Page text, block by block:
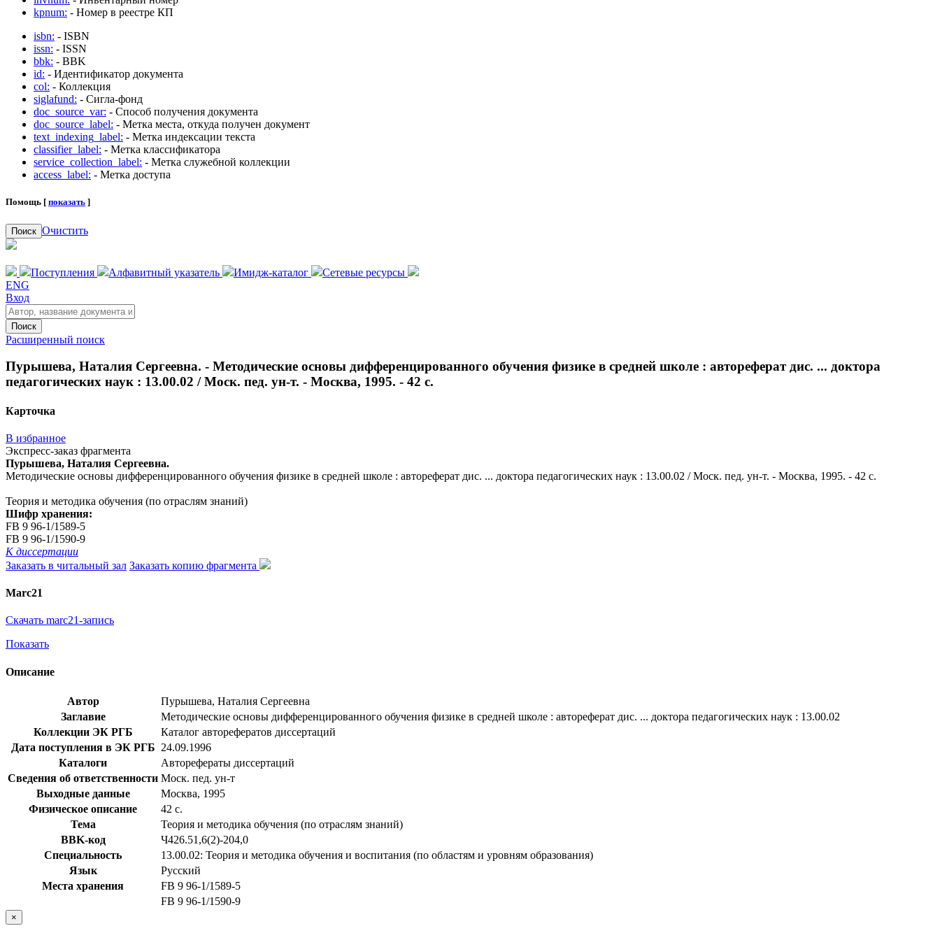
kpnum: - Номер в реестре КП
isbn: - ISBN
issn: - ISSN
bbk: - BBK
id: - Идентификатор документа
col: - Коллекция
siglafund: - Сигла-фонд
doc_source_var: - Способ получения документа
doc_source_label: - Метка места, откуда получен документ
text_indexing_label: - Метка индексации текста
classifier_label: - Метка классификатора
service_collection_label: - Метка служебной коллекции
access_label: - Метка доступа
Помощь [ показать ]
Поиск Очистить
Поступления Алфавитный указатель Имидж-каталог
Сетевые ресурсы
ENG
Вход
Поиск
Расширенный поиск
Пурышева, Наталия Сергеевна. - Методические основы дифференцированного обучения физике в средней школе : автореферат дис. ... доктора
педагогических наук : 13.00.02 / Моск. пед. ун-т. - Москва, 1995. - 42 с.
Карточка
В избранное
Экспресс-заказ фрагмента
Пурышева, Наталия Сергеевна.
Методические основы дифференцированного обучения физике в средней школе : автореферат дис. ... доктора педагогических наук : 13.00.02 / Моск. пед. ун-т. - Москва, 1995. - 42 с.
Теория и методика обучения (по отраслям знаний)
Шифр хранения:
FB 9 96-1/1589-5
FB 9 96-1/1590-9
К диссертации
Заказать в читальный зал Заказать копию фрагмента
Marc21
Скачать marc21-запись
Показать
Описание
Автор
Пурышева, Наталия Сергеевна
Заглавие
Методические основы дифференцированного обучения физике в средней школе : автореферат дис. ... доктора педагогических наук : 13.00.02
Коллекции ЭК РГБ
Каталог авторефератов диссертаций
Дата поступления в ЭК РГБ 24.09.1996
Каталоги
Авторефераты диссертаций
Сведения об ответственности Моск. пед. ун-т
Выходные данные
Москва, 1995
Физическое описание
42 с.
Тема
Теория и методика обучения (по отраслям знаний)
BBK-код
Ч426.51,6(2)-204,0
Специальность
13.00.02: Теория и методика обучения и воспитания (по областям и уровням образования)
Язык
Русский
Места хранения
FB 9 96-1/1589-5
FB 9 96-1/1590-9
×